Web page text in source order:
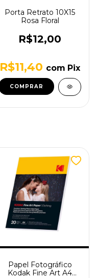
Porta Retrato 10X15
Rosa Floral
R$12,00
R$11,40 com Pix
Papel Fotográfico
Kodak Fine Art A4